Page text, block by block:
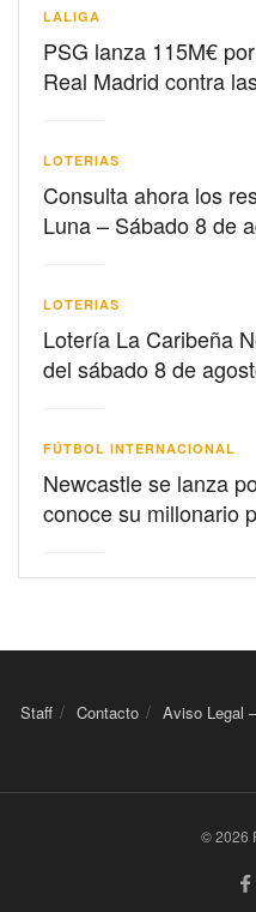
LALIGA
PSG lanza 115M€
Real Madrid contra
LOTERIAS
Consulta ahora los
Luna – Sábado 8 de
LOTERIAS
Lotería La Caribeña
del sábado 8 de
FÚTBOL INTERNACIONAL
Newcastle se lanza
conoce su millonario
Staff Contacto Aviso Legal
© 2026